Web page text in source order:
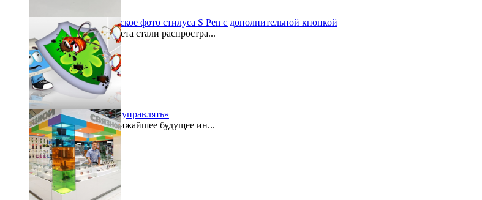
Galaxy Note 5: шпионское фото стилуса S Pen с дополнительной кнопкой
По просторам интернета стали распростра...
2015-07-27
«Безопасностью надо управлять»
Буквально в самое ближайшее будущее ин...
2015-07-24